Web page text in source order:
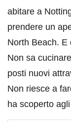
abitare a
prendere un
North Beach. E
Non sa
posti nuovi
Non riesce a
ha scoperto